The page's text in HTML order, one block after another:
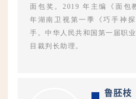
面包奖。2019 年主编《⾯包
年湖南卫视第⼀季《巧⼿神
⼿。中华人民共和国第一届职
目裁判长助理。
鲁胚枝